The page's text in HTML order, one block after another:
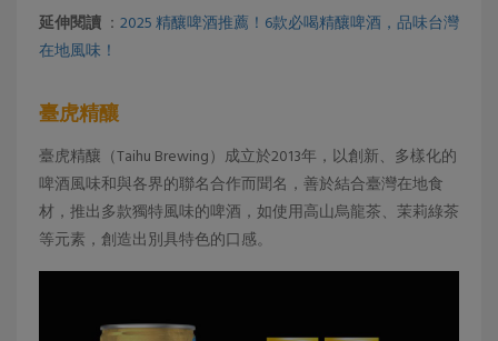
延伸閱讀 ： 2025 精釀啤酒推薦！6款必喝精釀啤酒，品味台灣
在地風味！
臺虎精釀
臺虎精釀（Taihu Brewing）成立於2013年，以創新、多樣化的
啤酒風味和與各界的聯名合作而聞名，善於結合臺灣在地食
材，推出多款獨特風味的啤酒，如使用高山烏龍茶、茉莉綠茶
等元素，創造出別具特色的口感。